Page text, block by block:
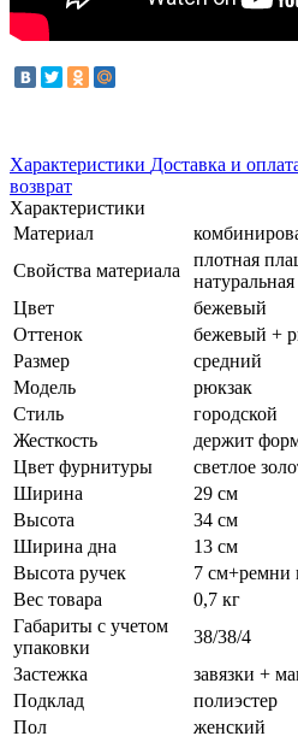
Характеристики Доставка и
возврат
Характеристики
Материал
Свойства материала
плотная
Цвет
бежевый
Оттенок
бежевый +
Размер
средний
Модель
рюкзак
Стиль
городской
Жесткость
держит
Цвет фурнитуры
светлое
Ширина
29 см
Высота
34 см
Ширина дна
13 см
Высота ручек
7 см+ремни
Вес товара
0,7 кг
Габариты с учетом
упаковки
38/38/4
Застежка
завязки +
Подклад
полиэстер
Пол
женский